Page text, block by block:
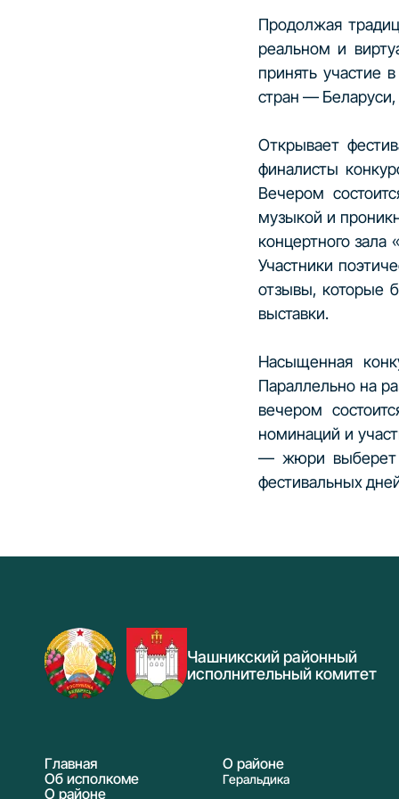
Продолжая
реальном и
принять участие
стран —
Открывает
финалисты
Вечером
музыкой и
концертного зала
Участники
отзывы, которые
выставки.
Насыщенная
Параллельно на
вечером
номинаций и
— жюри выберет
фестивальных
Чашникский районный
исполнительный комитет
Главная
Об исполкоме
О районе
О районе
Геральдика